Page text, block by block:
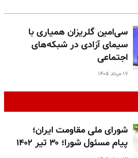
سی‌امین گلریزان همیاری با
سیمای آزادی در شبکه‌های
اجتماعی
۱۷ مرداد ۱۴۰۵
شورای ملی مقاومت ایران؛
پیام مسئول شورا؛ ۳۰ تیر ۱۴۰۲